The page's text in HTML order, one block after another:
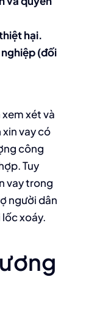
hại.
(đối
xem xét và
xin vay có
công
Tuy
vay trong
người dân
xoáy.